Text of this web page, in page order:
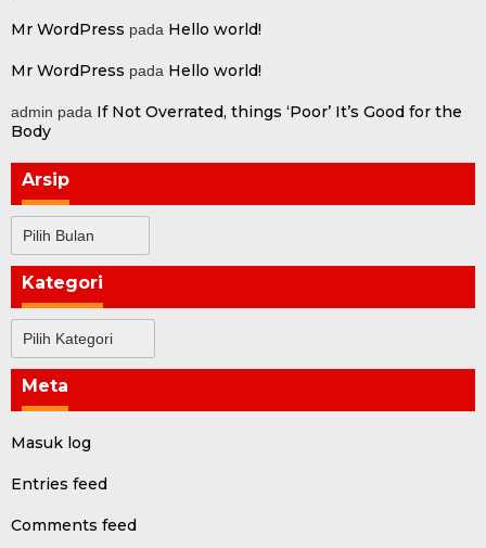
Mr WordPress pada Hello world!
Mr WordPress pada Hello world!
admin pada If Not Overrated, things ‘Poor’ It’s Good for the
Body
Arsip
Kategori
Meta
Masuk log
Entries feed
Comments feed